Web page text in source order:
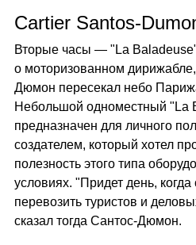
Cartier Santos-
Вторые часы — "La
о моторизованном
Дюмон пересекал небо
Небольшой одноместный "La
предназначен для личного
создателем, который хотел
полезность этого типа
условиях. "Придет день,
перевозить туристов и
сказал тогда Сантос-Дюмон.